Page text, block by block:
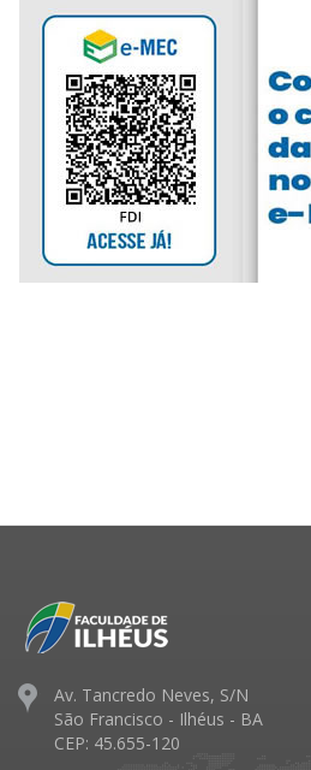
Av. Tancredo Neves, S/N
São Francisco - Ilhéus - BA
CEP: 45.655-120